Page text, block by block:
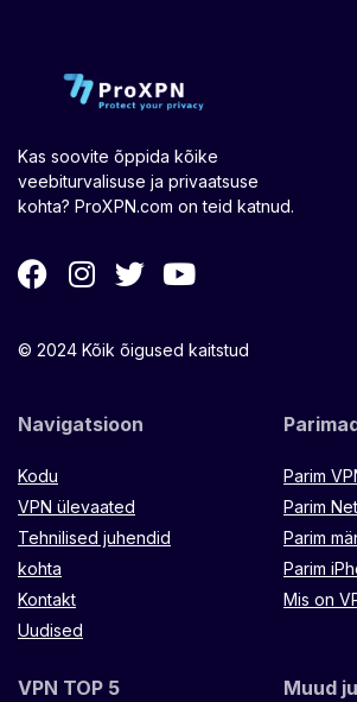
Kas soovite õppida kõike
veebiturvalisuse ja privaatsuse
kohta? ProXPN.com on teid katnud.
© 2024 Kõik õigused kaitstud
Navigatsioon
Kodu
VPN ülevaated
Tehnilised juhendid
kohta
Kontakt
Uudised
Parim
Parim
Parim
Parim
Mis on
VPN TOP 5 Muud